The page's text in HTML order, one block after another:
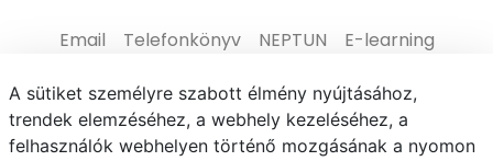
Email Telefonkönyv NEPTUN
E-learning
Médiaközpont
Informatikai Igazgatóság
Adatvédelem
A sütiket személyre szabott élmény nyújtásához,
trendek elemzéséhez, a webhely kezeléséhez, a
felhasználók webhelyen történő mozgásának a nyomon